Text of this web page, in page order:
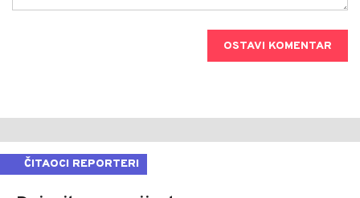
OSTAVI KOMENTAR
ČITAOCI REPORTERI